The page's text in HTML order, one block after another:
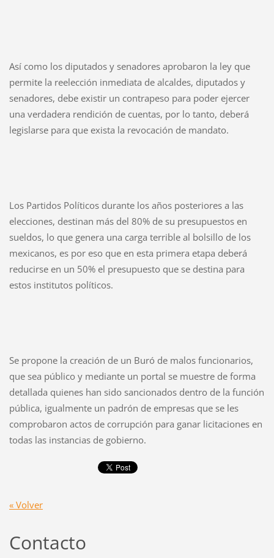
Así como los diputados y senadores aprobaron la ley que
permite la reelección inmediata de alcaldes, diputados y
senadores, debe existir un contrapeso para poder ejercer
una verdadera rendición de cuentas, por lo tanto, deberá
legislarse para que exista la revocación de mandato.
Los Partidos Políticos durante los años posteriores a las
elecciones, destinan más del 80% de su presupuestos en
sueldos, lo que genera una carga terrible al bolsillo de los
mexicanos, es por eso que en esta primera etapa deberá
reducirse en un 50% el presupuesto que se destina para
estos institutos políticos.
Se propone la creación de un Buró de malos funcionarios,
que sea público y mediante un portal se muestre de forma
detallada quienes han sido sancionados dentro de la función
pública, igualmente un padrón de empresas que se les
comprobaron actos de corrupción para ganar licitaciones en
todas las instancias de gobierno.
« Volver
Contacto